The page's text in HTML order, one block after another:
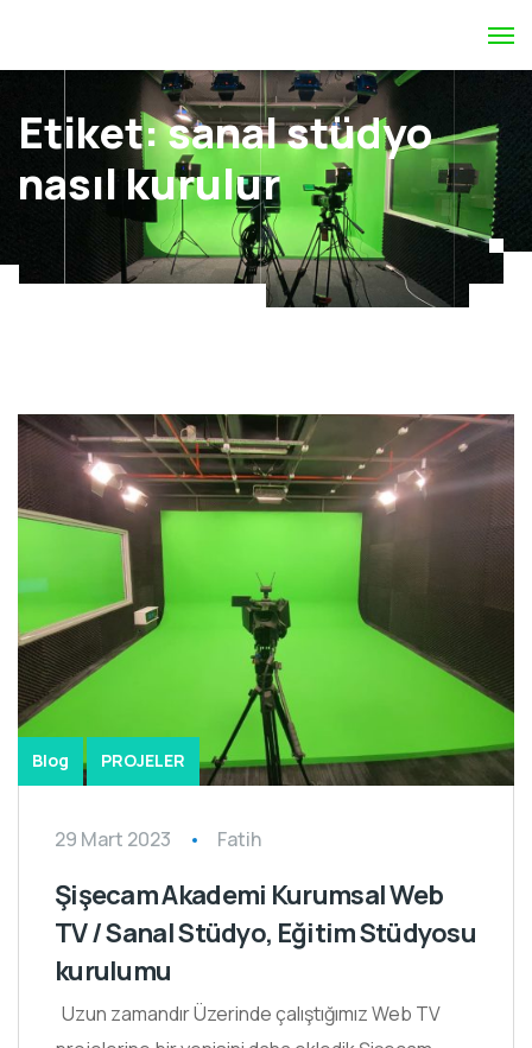
Etiket:sanal stüdyo
nasıl kurulur
Blog PROJELER
29 Mart 2023 Fatih
Şişecam Akademi Kurumsal Web
TV / Sanal Stüdyo, Eğitim Stüdyosu
kurulumu
Uzun zamandır Üzerinde çalıştığımız Web TV